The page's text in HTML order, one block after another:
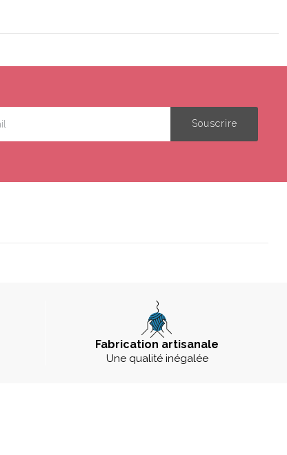
Fabrication artisanale
Une qualité inégalée